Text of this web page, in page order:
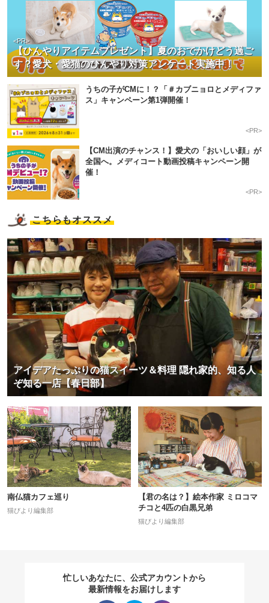
【ひんやりアイテムプレゼント】夏のおでかけどう過ご
す？愛犬・愛猫のひんやり対策アンケート実施中！
<PR>
うちの子がCMに！？「＃カブニョロとメディファ
ス」キャンペーン第1弾開催！
<PR>
【CM出演のチャンス！】愛犬の「おいしい顔」が
全国へ。メディコート動画投稿キャンペーン開
催！
<PR>
こちらもオススメ
アイデアたっぷりの猫スイーツ＆料理 隠れ家的、知る人
ぞ知る一店【春日部】
南仏猫カフェ巡り
猫びより編集部
【君の名は？】絵本作家 ミロコマ
チコと4匹の白黒兄弟
猫びより編集部
忙しいあなたに、公式アカウントから
最新情報をお届けします